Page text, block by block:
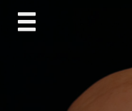
Skip